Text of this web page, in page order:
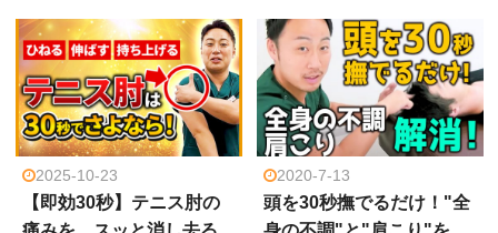
2025-10-23
【即効30秒】テニス肘の
2020-7-13
頭を30秒撫でるだけ！"全